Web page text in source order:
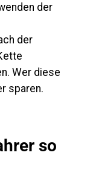
der
der
Wer diese
sparen.
so